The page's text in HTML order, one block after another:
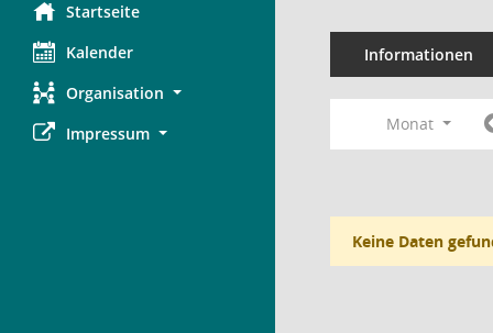
Startseite
Kalender
Organisation
Impressum
Informationen
Monat
Keine Daten